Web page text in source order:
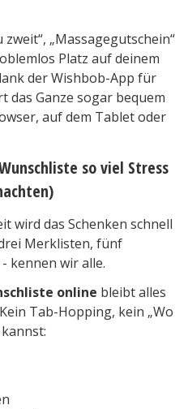
„Massagegutschein“
Platz auf deinem
der Wishbob-App für
das Ganze sogar bequem
auf dem Tablet oder
so viel Stress
wird das Schenken schnell
Merklisten, fünf
kennen wir alle.
online bleibt alles
Tab-Hopping, kein „Wo